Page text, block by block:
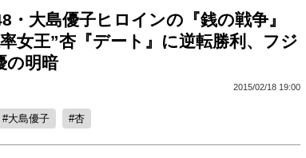
・大島優子ヒロインの『銭の戦争』
女王”杏『デート』に逆転勝利、フジ
の明暗
2015/02/18 19:00
大島優子 杏